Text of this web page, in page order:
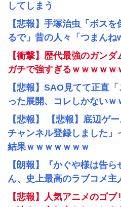
してしまう
【悲報】手塚治虫「ボス
るで」昔の人々「つまん
【衝撃】歴代最強のガンダ
ガチで強すぎるｗｗｗｗｗ
【悲報】SAO見てて正直
った展開、コレしかないｗ
【悲報】 【悲報】底辺ゲ
チャンネル登録しました」
結果ｗｗｗｗｗｗｗ
【朗報】『かぐや様は告
ん、史上最高のラブコメ主
【悲報】人気アニメのゴ